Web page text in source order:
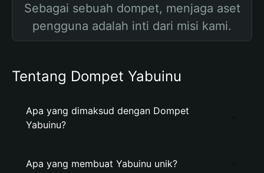
Sebagai sebuah dompet, menjaga aset
pengguna adalah inti dari misi kami.
Tentang Dompet Yabuinu
Apa yang dimaksud dengan Dompet
Yabuinu?
Apa yang membuat Yabuinu unik?